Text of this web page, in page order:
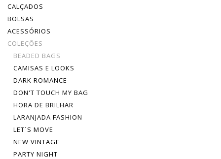
CALÇADOS
BOLSAS
ACESSÓRIOS
COLEÇÕES
BEADED BAGS
CAMISAS E LOOKS
DARK ROMANCE
DON'T TOUCH MY BAG
HORA DE BRILHAR
LARANJADA FASHION
LET`S MOVE
NEW VINTAGE
PARTY NIGHT